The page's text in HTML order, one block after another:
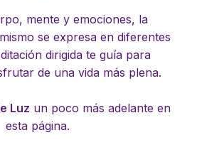
mente y emociones, la
se expresa en diferentes
dirigida te guía para
de una vida más plena.
Luz un poco más adelante en
esta página.